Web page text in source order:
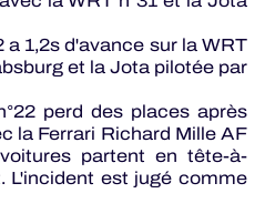
a 1,2s d'avance sur la WRT
et la Jota pilotée par
perd des places après
la Ferrari Richard Mille AF
partent en tête-à-
L'incident est jugé comme